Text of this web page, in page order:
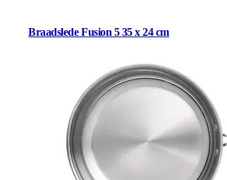
Braadslede Fusion 5 35 x 24 cm